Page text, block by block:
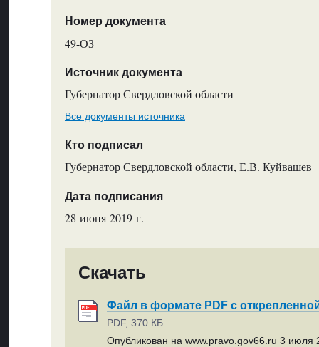
Номер документа
49-ОЗ
Источник документа
Губернатор Свердловской области
Все документы источника
Кто подписал
Губернатор Свердловской области, Е.В. Куйвашев
Дата подписания
28 июня 2019 г.
Скачать
Файл в формате PDF с
PDF, 370 КБ
Опубликован на www.pravo.gov66.ru 3 июля